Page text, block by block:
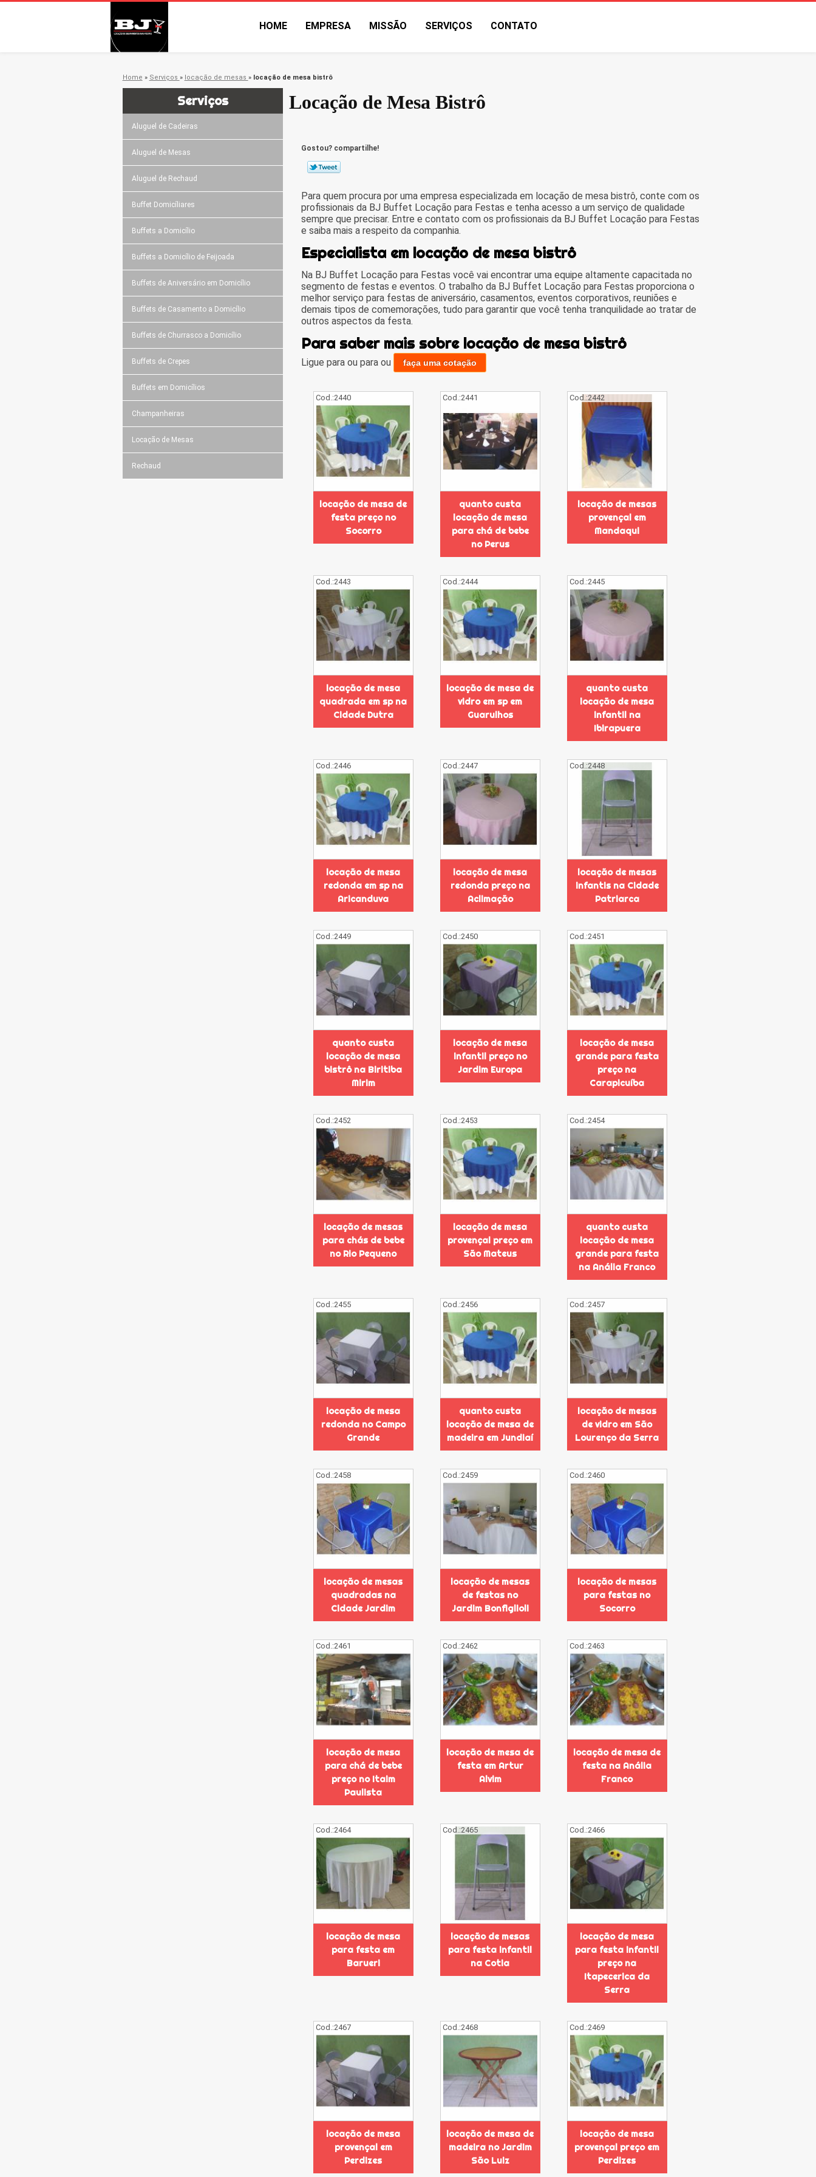
HOME EMPRESA MISSÃO SERVIÇOS CONTATO
Home » Serviços » locação de mesas » locação de mesa bistrô
Serviços
Aluguel de Cadeiras
Aluguel de Mesas
Aluguel de Rechaud
Buffet Domicíliares
Buffets a Domicílio
Buffets a Domicílio de Feijoada
Buffets de Aniversário em Domicílio
Buffets de Casamento a Domicílio
Buffets de Churrasco a Domicílio
Buffets de Crepes
Buffets em Domicílios
Champanheiras
Locação de Mesas
Rechaud
Locação de Mesa Bistrô
Gostou? compartilhe!
Para quem procura por uma empresa especializada em locação de mesa bistrô, conte com os
profissionais da BJ Buffet Locação para Festas e tenha acesso a um serviço de qualidade
sempre que precisar. Entre e contato com os profissionais da BJ Buffet Locação para Festas
e saiba mais a respeito da companhia.
Especialista em locação de mesa bistrô
Na BJ Buffet Locação para Festas você vai encontrar uma equipe altamente capacitada no
segmento de festas e eventos. O trabalho da BJ Buffet Locação para Festas proporciona o
melhor serviço para festas de aniversário, casamentos, eventos corporativos, reuniões e
demais tipos de comemorações, tudo para garantir que você tenha tranquilidade ao tratar de
outros aspectos da festa.
Para saber mais sobre locação de mesa bistrô
Ligue para ou para ou faça uma cotação
Cod.:2440
locação de mesa de
festa preço no
Socorro
Cod.:2441
quanto custa
locação de mesa
para chá de bebe
no Perus
Cod.:2442
locação de mesas
provençal em
Mandaqui
Cod.:2443
locação de mesa
quadrada em sp na
Cidade Dutra
Cod.:2444
locação de mesa de
vidro em sp em
Guarulhos
Cod.:2445
quanto custa
locação de mesa
infantil na
Ibirapuera
Cod.:2446
locação de mesa
redonda em sp na
Aricanduva
Cod.:2447
locação de mesa
redonda preço na
Aclimação
Cod.:2448
locação de mesas
infantis na Cidade
Patriarca
Cod.:2449
quanto custa
locação de mesa
bistrô na Biritiba
Mirim
Cod.:2450
locação de mesa
infantil preço no
Jardim Europa
Cod.:2451
locação de mesa
grande para festa
preço na
Carapicuíba
Cod.:2452
locação de mesas
para chás de bebe
no Rio Pequeno
Cod.:2453
locação de mesa
provençal preço em
São Mateus
Cod.:2454
quanto custa
locação de mesa
grande para festa
na Anália Franco
Cod.:2455
locação de mesa
redonda no Campo
Grande
Cod.:2456
quanto custa
locação de mesa de
madeira em Jundiaí
Cod.:2457
locação de mesas
de vidro em São
Lourenço da Serra
Cod.:2458
locação de mesas
quadradas na
Cidade Jardim
Cod.:2459
locação de mesas
de festas no
Jardim Bonfiglioli
Cod.:2460
locação de mesas
para festas no
Socorro
Cod.:2461
locação de mesa
para chá de bebe
preço no Itaim
Paulista
Cod.:2462
locação de mesa de
festa em Artur
Alvim
Cod.:2463
locação de mesa de
festa na Anália
Franco
Cod.:2464
locação de mesa
para festa em
Barueri
Cod.:2465
locação de mesas
para festa infantil
na Cotia
Cod.:2466
locação de mesa
para festa infantil
preço na
Itapecerica da
Serra
Cod.:2467
locação de mesa
provençal em
Perdizes
Cod.:2468
locação de mesa de
madeira no Jardim
São Luiz
Cod.:2469
locação de mesa
provençal preço em
Perdizes